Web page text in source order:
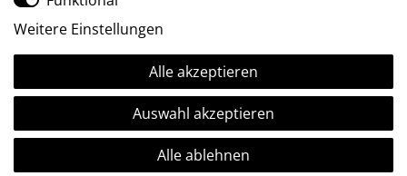
Ⓒ2009-2026 ARTland GmbH • Alle Rechte vorbehalten.
Weitere Einstellungen
Alle akzeptieren
Auswahl akzeptieren
Alle ablehnen